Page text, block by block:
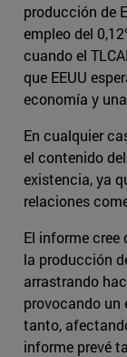
producción de
empleo del
cuando el
que EEUU
economía y
En cualquier
el contenido
existencia, ya
relaciones
El informe cree
la producción
arrastrando
provocando un
tanto,
informe prevé